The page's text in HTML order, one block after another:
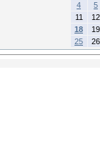
4
5
11
12
18
19
25
26